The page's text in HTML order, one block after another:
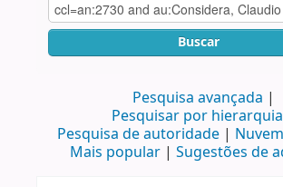
Buscar
Pesquisa avançada
Pesquisar por hierarquia
Pesquisa de autoridade
Mais popular
Sugestões de